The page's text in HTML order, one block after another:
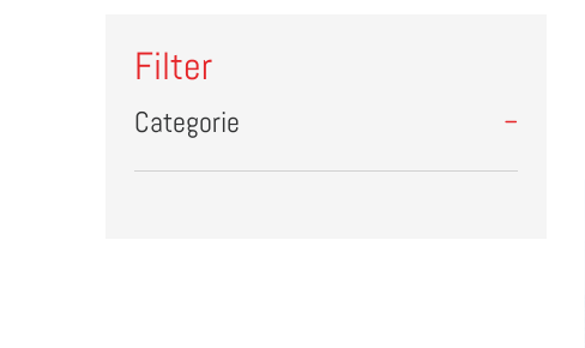
Filter
Categorie